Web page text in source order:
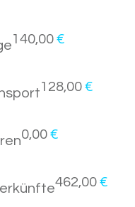
140,00 €
128,00 €
0,00 €
462,00 €